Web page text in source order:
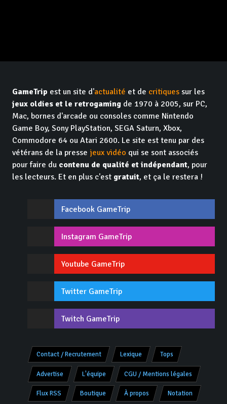
GameTrip est un site d'actualité et de critiques sur les
jeux oldies et le retrogaming de 1970 à 2005, sur PC,
Mac, bornes d'arcade ou consoles comme Nintendo
Game Boy, Sony PlayStation, SEGA Saturn, Xbox,
Commodore 64 ou Atari 2600. Le site est tenu par des
vétérans de la presse jeux vidéo qui se sont associés
pour faire du contenu de qualité et indépendant, pour
les lecteurs. Et en plus c'est gratuit, et ça le restera !
Facebook GameTrip
Instagram GameTrip
Youtube GameTrip
Twitter GameTrip
Twitch GameTrip
Contact / Recrutement Lexique Tops
Advertise L'équipe CGU / Mentions légales
Flux RSS Boutique À propos Notation